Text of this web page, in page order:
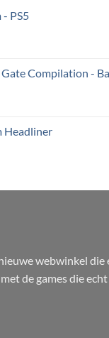
- PS5
Compilation -
Headliner
webwinkel
de games die